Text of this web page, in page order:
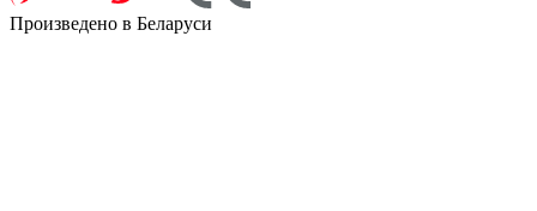
Произведено в Беларуси